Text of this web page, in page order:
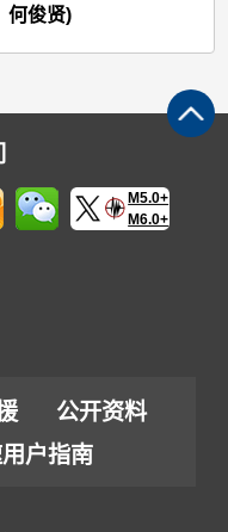
何俊贤)
M5.0+
M6.0+
公开资料
户指南